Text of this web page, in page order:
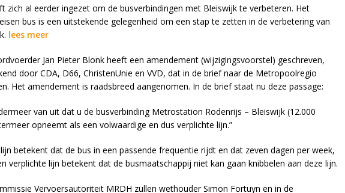
zich al eerder ingezet om de busverbindingen met Bleiswijk te verbeteren. Het
bus is een uitstekende gelegenheid om een stap te zetten in de verbetering van
lees meer
Jan Pieter Blonk heeft een amendement (wijzigingsvoorstel) geschreven,
door CDA, D66, ChristenUnie en VVD, dat in de brief naar de Metropoolregio
Het amendement is raadsbreed aangenomen. In de brief staat nu deze passage:
van uit dat u de busverbinding Metrostation Rodenrijs – Bleiswijk (12.000
opneemt als een volwaardige en dus verplichte lijn.”
betekent dat de bus in een passende frequentie rijdt en dat zeven dagen per week,
verplichte lijn betekent dat de busmaatschappij niet kan gaan knibbelen aan deze lijn.
Vervoersautoriteit MRDH zullen wethouder Simon Fortuyn en in de